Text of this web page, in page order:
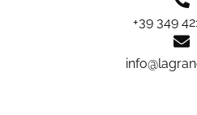
+39 349